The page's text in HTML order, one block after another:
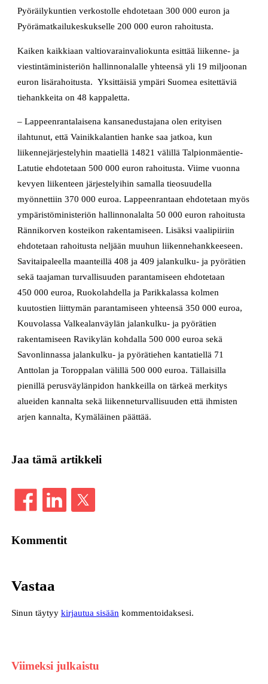
Pyöräilykuntien verkostolle ehdotetaan 300 000 euron ja
Pyörämatkailukeskukselle 200 000 euron rahoitusta.
Kaiken kaikkiaan valtiovarainvaliokunta esittää liikenne- ja
viestintäministeriön hallinnonalalle yhteensä yli 19 miljoonan
euron lisärahoitusta. Yksittäisiä ympäri Suomea esitettäviä
tiehankkeita on 48 kappaletta.
– Lappeenrantalaisena kansanedustajana olen erityisen
ilahtunut, että Vainikkalantien hanke saa jatkoa, kun
liikennejärjestelyhin maatiellä 14821 välillä Talpionmäentie-
Latutie ehdotetaan 500 000 euron rahoitusta. Viime vuonna
kevyen liikenteen järjestelyihin samalla tieosuudella
myönnettiin 370 000 euroa. Lappeenrantaan ehdotetaan myös
ympäristöministeriön hallinnonalalta 50 000 euron rahoitusta
Rännikorven kosteikon rakentamiseen. Lisäksi vaalipiiriin
ehdotetaan rahoitusta neljään muuhun liikennehankkeeseen.
Savitaipaleella maanteillä 408 ja 409 jalankulku- ja pyörätien
sekä taajaman turvallisuuden parantamiseen ehdotetaan
450 000 euroa, Ruokolahdella ja Parikkalassa kolmen
kuutostien liittymän parantamiseen yhteensä 350 000 euroa,
Kouvolassa Valkealanväylän jalankulku- ja pyörätien
rakentamiseen Ravikylän kohdalla 500 000 euroa sekä
Savonlinnassa jalankulku- ja pyörätiehen kantatiellä 71
Anttolan ja Toroppalan välillä 500 000 euroa. Tällaisilla
pienillä perusväylänpidon hankkeilla on tärkeä merkitys
alueiden kannalta sekä liikenneturvallisuuden että ihmisten
arjen kannalta, Kymäläinen päättää.
Jaa tämä artikkeli
Kommentit
Vastaa
Sinun täytyy kirjautua sisään kommentoidaksesi.
Viimeksi julkaistu